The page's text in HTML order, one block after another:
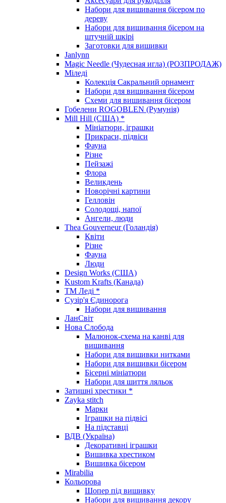
Набори для вишивання бісером по
дереву
Набори для вишивання бісером на
штучній шкірі
Заготовки для вишивки
Janlynn
Magic Needle (Чудесная игла) (РОЗПРОДАЖ)
Міледі
Колекція Сакральний орнамент
Набори для вишивання бісером
Схеми для вишивання бісером
Гобелени ROGOBLEN (Румунія)
Mill Hill (США) *
Мініатюри, іграшки
Прикраси, підвіси
Фауна
Різне
Пейзажі
Флора
Великдень
Новорічні картини
Гелловін
Солодощі, напої
Ангели, люди
Thea Gouverneur (Голандія)
Квіти
Різне
Фауна
Люди
Design Works (США)
Kustom Krafts (Канада)
ТМ Леді *
Сузір'я Єдинорога
Набори для вишивання
ЛанСвіт
Нова Слобода
Малюнок-схема на канві для
вишивання
Набори для вишивки нитками
Набори для вишивки бісером
Бісерні мініатюри
Набори для шиття ляльок
Затишні хрестики *
Zayka stitch
Марки
Іграшки на підвісі
На підставці
ВДВ (Україна)
Декоративні іграшки
Вишивка хрестиком
Вишивка бісером
Mirabilia
Кольорова
Шопер під вишивку
Набори для вишивання декору